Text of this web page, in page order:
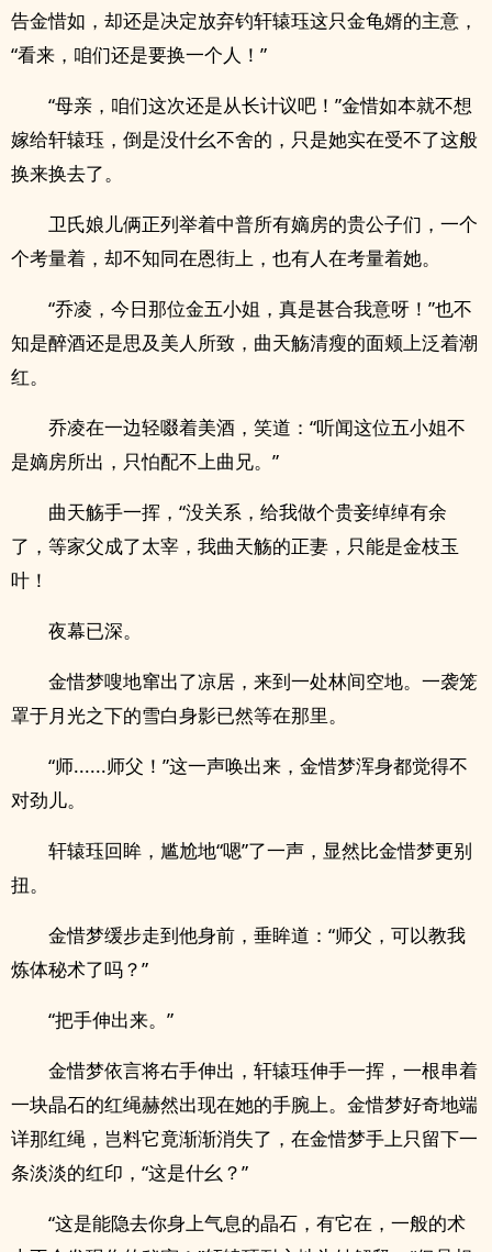
告金惜如，却还是决定放弃钓轩辕珏这只金龟婿的主意，
“看来，咱们还是要换一个人！”
“母亲，咱们这次还是从长计议吧！”金惜如本就不想
嫁给轩辕珏，倒是没什幺不舍的，只是她实在受不了这般
换来换去了。
卫氏娘儿俩正列举着中普所有嫡房的贵公子们，一个
个考量着，却不知同在恩街上，也有人在考量着她。
“乔凌，今日那位金五小姐，真是甚合我意呀！”也不
知是醉酒还是思及美人所致，曲天觞清瘦的面颊上泛着潮
红。
乔凌在一边轻啜着美酒，笑道：“听闻这位五小姐不
是嫡房所出，只怕配不上曲兄。”
曲天觞手一挥，“没关系，给我做个贵妾绰绰有余
了，等家父成了太宰，我曲天觞的正妻，只能是金枝玉
叶！
夜幕已深。
金惜梦嗖地窜出了凉居，来到一处林间空地。一袭笼
罩于月光之下的雪白身影已然等在那里。
“师......师父！”这一声唤出来，金惜梦浑身都觉得不
对劲儿。
轩辕珏回眸，尴尬地“嗯”了一声，显然比金惜梦更别
扭。
金惜梦缓步走到他身前，垂眸道：“师父，可以教我
炼体秘术了吗？”
“把手伸出来。”
金惜梦依言将右手伸出，轩辕珏伸手一挥，一根串着
一块晶石的红绳赫然出现在她的手腕上。金惜梦好奇地端
详那红绳，岂料它竟渐渐消失了，在金惜梦手上只留下一
条淡淡的红印，“这是什幺？”
“这是能隐去你身上气息的晶石，有它在，一般的术